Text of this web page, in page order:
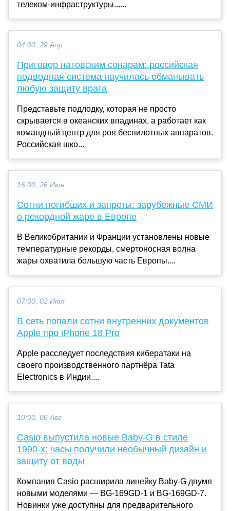
телеком-инфраструктуры......
04:00, 29 Апр
Приговор натовским сонарам: российская
подводная система научилась обманывать
любую защиту врага
Представьте подлодку, которая не просто
скрывается в океанских впадинах, а работает как
командный центр для роя беспилотных аппаратов.
Российская шко...
16:00, 26 Июн
Сотни погибших и запреты: зарубежные СМИ
о рекордной жаре в Европе
В Великобритании и Франции установлены новые
температурные рекорды, смертоносная волна
жары охватила большую часть Европы....
07:00, 02 Июл
В сеть попали сотни внутренних документов
Apple про iPhone 18 Pro
Apple расследует последствия кибератаки на
своего производственного партнёра Tata
Electronics в Индии....
10:00, 06 Авг
Casio выпустила новые Baby-G в стиле
1990-х: часы получили необычный дизайн и
защиту от воды
Компания Casio расширила линейку Baby-G двумя
новыми моделями — BG-169GD-1 и BG-169GD-7.
Новинки уже доступны для предварительного